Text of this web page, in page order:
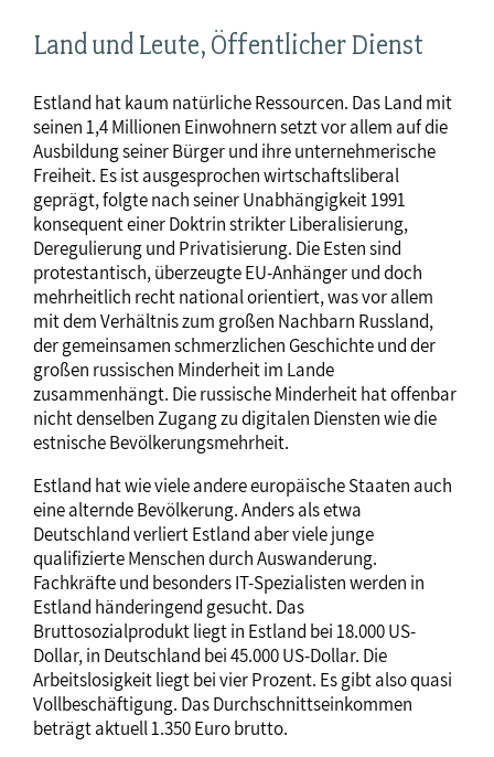
Land und Leute, Öffentlicher Dienst
Estland hat kaum natürliche Ressourcen. Das Land mit
seinen 1,4 Millionen Einwohnern setzt vor allem auf die
Ausbildung seiner Bürger und ihre unternehmerische
Freiheit. Es ist ausgesprochen wirtschaftsliberal
geprägt, folgte nach seiner Unabhängigkeit 1991
konsequent einer Doktrin strikter Liberalisierung,
Deregulierung und Privatisierung. Die Esten sind
protestantisch, überzeugte EU-Anhänger und doch
mehrheitlich recht national orientiert, was vor allem
mit dem Verhältnis zum großen Nachbarn Russland,
der gemeinsamen schmerzlichen Geschichte und der
großen russischen Minderheit im Lande
zusammenhängt. Die russische Minderheit hat offenbar
nicht denselben Zugang zu digitalen Diensten wie die
estnische Bevölkerungsmehrheit.
Estland hat wie viele andere europäische Staaten auch
eine alternde Bevölkerung. Anders als etwa
Deutschland verliert Estland aber viele junge
qualifizierte Menschen durch Auswanderung.
Fachkräfte und besonders IT-Spezialisten werden in
Estland händeringend gesucht. Das
Bruttosozialprodukt liegt in Estland bei 18.000 US-
Dollar, in Deutschland bei 45.000 US-Dollar. Die
Arbeitslosigkeit liegt bei vier Prozent. Es gibt also quasi
Vollbeschäftigung. Das Durchschnittseinkommen
beträgt aktuell 1.350 Euro brutto.